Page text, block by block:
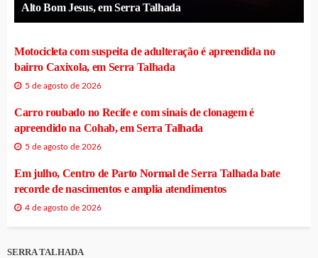
Alto Bom Jesus, em Serra Talhada
Motocicleta com suspeita de adulteração é apreendida no
bairro Caxixola, em Serra Talhada
5 de agosto de 2026
Carro roubado no Recife e com sinais de clonagem é
apreendido na Cohab, em Serra Talhada
5 de agosto de 2026
Em julho, Centro de Parto Normal de Serra Talhada bate
recorde de nascimentos e amplia atendimentos
4 de agosto de 2026
SERRA TALHADA